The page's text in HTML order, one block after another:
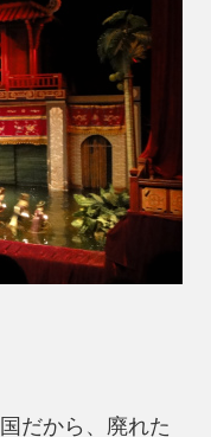
だから、廃れた